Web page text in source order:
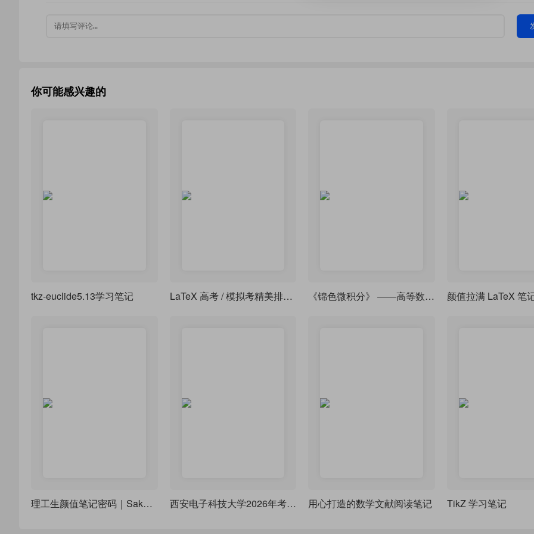
你可能感兴趣的
tkz-euclide5.13学习笔记 LaTeX 高考 / 模拟考精美排版模板 《锦色微积分》 ——高等数学课堂笔记·炫彩版
理工生颜值笔记密码｜Sakura Notes 双模式 LaTeX 模板 西安电子科技大学2026年考研高等代数 用心打造的数学文献阅读笔记 TikZ 学习笔记